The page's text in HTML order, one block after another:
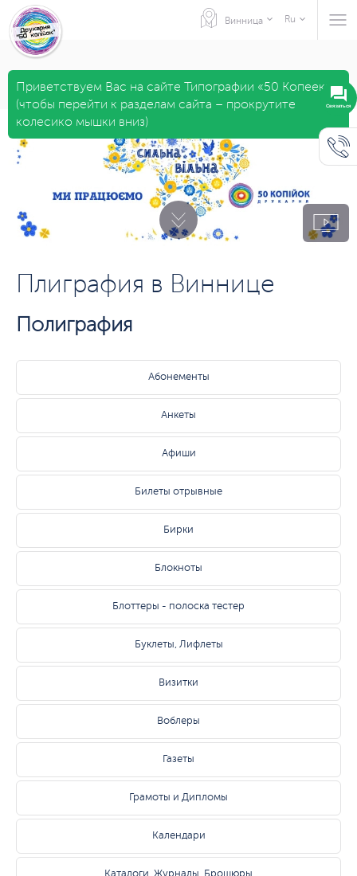
Винница Ru
Приветствуем Вас на сайте Типографии «50 Копеек»
(чтобы перейти к разделам сайта – прокрутите
колесико мышки вниз)
Плиграфия в Виннице
Полиграфия
Абонементы
Анкеты
Афиши
Билеты отрывные
Бирки
Блокноты
Блоттеры - полоска тестер
Буклеты, Лифлеты
Визитки
Воблеры
Газеты
Грамоты и Дипломы
Календари
Каталоги, Журналы, Брошюры
Связаться